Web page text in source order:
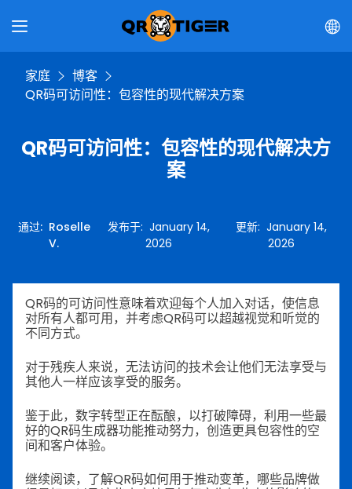
家庭
博客
QR码可访问性：包容性的现代解决方案
QR码可访问性：包容性的现代解决方
案
通过: Roselle
V.
发布于:January 14,
2026
更新: January 14,
2026
QR码的可访问性意味着欢迎每个人加入对话，使信息
对所有人都可用，并考虑QR码可以超越视觉和听觉的
不同方式。
对于残疾人来说，无法访问的技术会让他们无法享受与
其他人一样应该享受的服务。
鉴于此，数字转型正在酝酿，以打破障碍，利用一些最
好的QR码生成器功能推动努力，创造更具包容性的空
间和客户体验。
继续阅读，了解QR码如何用于推动变革，哪些品牌做